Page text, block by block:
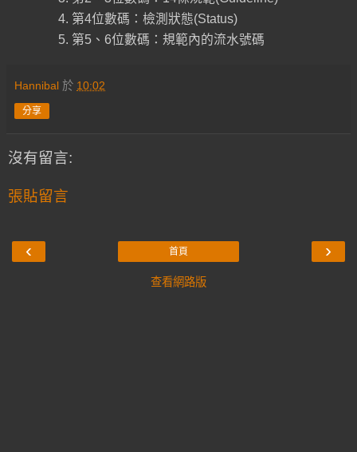
第4位數碼：檢測狀態(Status)
第5、6位數碼：規範內的流水號碼
Hannibal 於 10:02
分享
沒有留言:
張貼留言
‹ ›
首頁
查看網路版